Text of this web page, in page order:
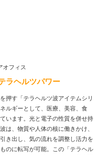
オフィス
ラヘルツパワー
押す「テラヘルツ波アイテムシリ
ルギーとして、医療、美容、食
います。光と電子の性質を併せ持
は、物質や人体の核に働きかけ、
き出し、気の流れを調整し活力を
のに転写が可能。この「テラヘル